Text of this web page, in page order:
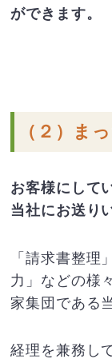
ができます。
（２）ま
お客様にして
当社にお送り
「請求書整理
力」などの様
家集団である
経理を兼務し